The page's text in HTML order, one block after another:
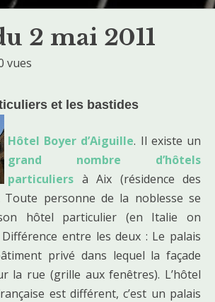
2 mai 2011
vues
et les bastides
Hôtel Boyer d’Aiguille. Il existe un
grand nombre d’hôtels
particuliers à Aix (résidence des
Toute personne de la noblesse se
hôtel particulier (en Italie on
Différence entre les deux : Le palais
privé dans lequel la façade
la rue (grille aux fenêtres). L’hôtel
est différent, c’est un palais